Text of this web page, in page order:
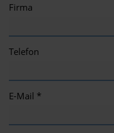
Firma
Telefon
E-Mail *